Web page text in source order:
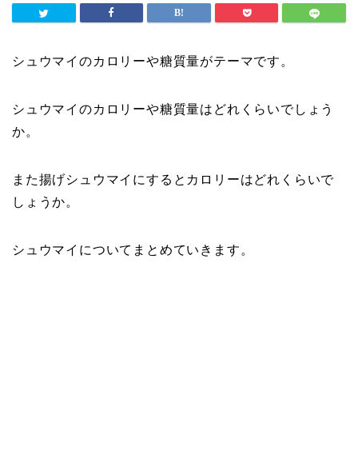
シュウマイのカロリーや糖質量がテーマです。
シュウマイのカロリーや糖質量はどれくらいでしょう
か。
また揚げシュウマイにするとカロリーはどれくらいで
しょうか。
シュウマイについてまとめていきます。